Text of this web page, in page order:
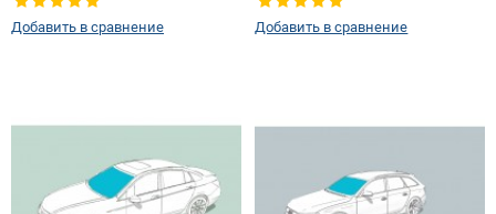
Добавить в сравнение Добавить в сравнение